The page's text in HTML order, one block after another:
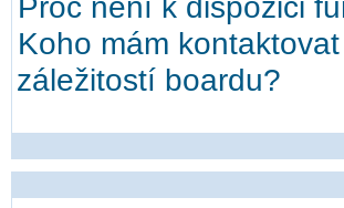
Koho mám
záležitostí boardu?